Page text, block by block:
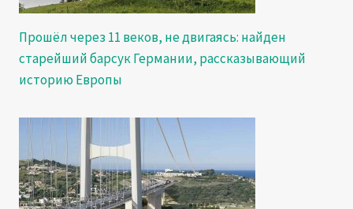
Прошёл через 11 веков, не двигаясь: найден
старейший барсук Германии, рассказывающий
историю Европы